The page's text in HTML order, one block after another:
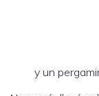
y un